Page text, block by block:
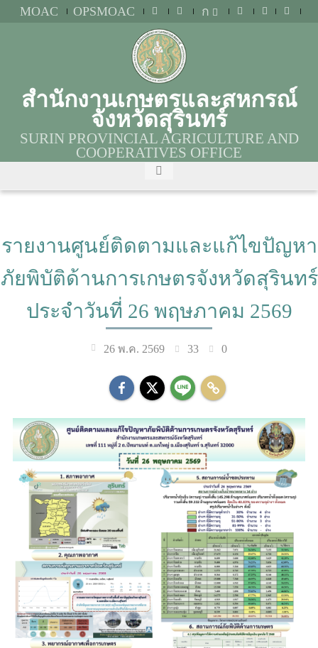
MOAC OPSMOAC ก
สำนักงานเกษตรและสหกรณ์
จังหวัดสุรินทร์
SURIN PROVINCIAL AGRICULTURE AND
COOPERATIVES OFFICE
รายงานศูนย์ติดตามและแก้ไขปัญหา
ภัยพิบัติด้านการเกษตรจังหวัดสุรินทร์
ประจำวันที่ 26 พฤษภาคม 2569
26 พ.ค. 2569 33 0